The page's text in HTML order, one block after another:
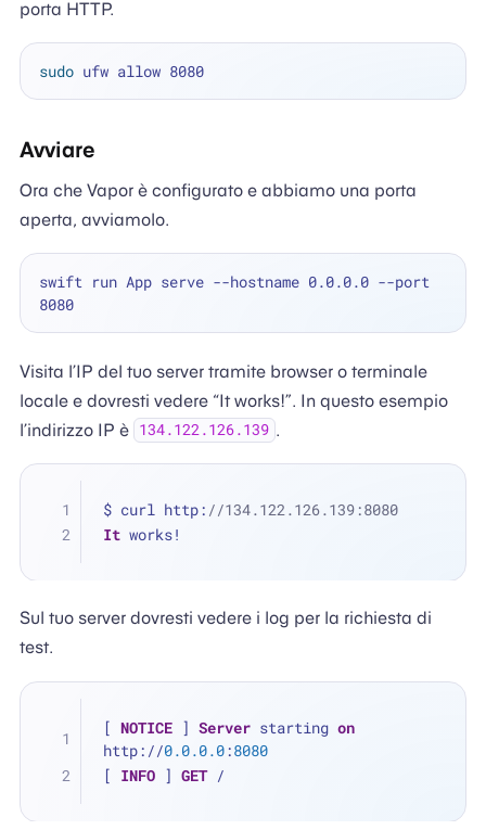
porta HTTP.
sudo
Avviare
Ora che Vapor è configurato e abbiamo una porta
aperta, avviamolo.
swift run App serve --hostname 0.0.0.0 --port
Visita l’IP del tuo server tramite browser o terminale
locale e dovresti vedere “It works!”. In questo esempio
l’indirizzo IP è 134.122.126.139 .
$ curl http: //134.122.126.139:8080
It works!
Sul tuo server dovresti vedere i log per la richiesta di
test.
[ NOTICE ] Server starting on
http://0.0.0.0:8080
[ INFO ] GET /